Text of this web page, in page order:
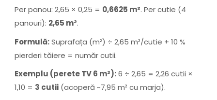
Per panou: 2,65 × 0,25 = 0,6625 m². Per cutie (4
panouri): 2,65 m².
Formulă:Suprafața (m²) ÷ 2,65 m²/cutie + 10 %
pierderi tăiere = număr cutii.
Exemplu (perete TV 6 m²):6 ÷ 2,65 = 2,26 cutii ×
1,10 = 3 cutii (acoperă ~7,95 m² cu marja).